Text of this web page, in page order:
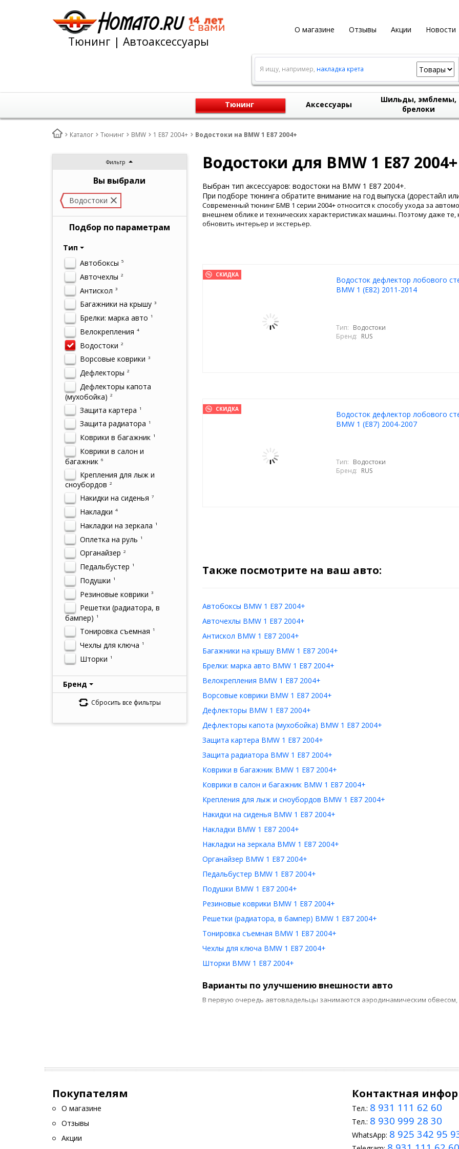
О магазине Отзывы Акции Новости
Тюнинг | Автоаксессуары
Я ищу, например, накладка крета
Тюнинг Аксессуары
Шильды, эмблемы,
брелоки
Каталог Тюнинг BMW 1 E87 2004+ Водостоки на BMW 1 E87 2004+
Фильтр
Вы выбрали
Водостоки
Подбор по параметрам
Тип
Автобоксы 5
Авточехлы 2
Антискол 3
Багажники на крышу 3
Брелки: марка авто 1
Велокрепления 4
Водостоки 2
Ворсовые коврики 3
Дефлекторы 2
Дефлекторы капота
(мухобойка) 2
Защита картера 1
Защита радиатора 1
Коврики в багажник 1
Коврики в салон и
багажник 6
Крепления для лыж и
сноубордов 2
Накидки на сиденья 7
Накладки 4
Накладки на зеркала 1
Оплетка на руль 1
Органайзер 2
Педальбустер 1
Подушки 1
Резиновые коврики 3
Решетки (радиатора, в
бампер)
1
Тонировка съемная 1
Чехлы для ключа 1
Шторки 1
Бренд
Сбросить все фильтры
Водостоки для BMW 1 E87 2004+
Выбран тип аксессуаров: водостоки на BMW 1 E87 2004+.
При подборе тюнинга обратите внимание на год выпуска (дорестайл
Современный тюнинг БМВ 1 серии 2004+ относится к способу ухода за
внешнем облике и технических характеристиках машины. Поэтому даже те,
обновить интерьер и экстерьер.
СКИДКА
Водосток дефлектор лобового
BMW 1 (E82) 2011-2014
Тип: Водостоки
Бренд: RUS
СКИДКА
Водосток дефлектор лобового
BMW 1 (E87) 2004-2007
Тип: Водостоки
Бренд: RUS
Также посмотрите на ваш авто:
Автобоксы BMW 1 E87 2004+
Авточехлы BMW 1 E87 2004+
Антискол BMW 1 E87 2004+
Багажники на крышу BMW 1 E87 2004+
Брелки: марка авто BMW 1 E87 2004+
Велокрепления BMW 1 E87 2004+
Ворсовые коврики BMW 1 E87 2004+
Дефлекторы BMW 1 E87 2004+
Дефлекторы капота (мухобойка) BMW 1 E87 2004+
Защита картера BMW 1 E87 2004+
Защита радиатора BMW 1 E87 2004+
Коврики в багажник BMW 1 E87 2004+
Коврики в салон и багажник BMW 1 E87 2004+
Крепления для лыж и сноубордов BMW 1 E87 2004+
Накидки на сиденья BMW 1 E87 2004+
Накладки BMW 1 E87 2004+
Накладки на зеркала BMW 1 E87 2004+
Органайзер BMW 1 E87 2004+
Педальбустер BMW 1 E87 2004+
Подушки BMW 1 E87 2004+
Резиновые коврики BMW 1 E87 2004+
Решетки (радиатора, в бампер) BMW 1 E87 2004+
Тонировка съемная BMW 1 E87 2004+
Чехлы для ключа BMW 1 E87 2004+
Шторки BMW 1 E87 2004+
Варианты по улучшению внешности авто
В первую очередь автовладельцы занимаются аэродинамическим
Также изменениям подвергается оптика, которую заменяют
фары специальной пленкой, защищающей от механических повреждений, и
Для создания индивидуального стиля и обеспечения чистоты и порядка в
Покупателям
О магазине
Отзывы
Акции
Контактная
Тел.: 8 931 111 62 60
Тел.: 8 930 999 28 30
WhatsApp: 8 925 342 95